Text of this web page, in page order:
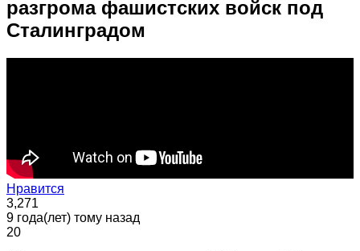
разгрома фашистских войск под
Сталинградом
Нравится
3,271
9 года(лет) тому назад
20